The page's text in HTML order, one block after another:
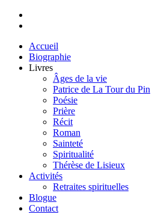
Accueil
Biographie
Livres
Âges de la vie
Patrice de La Tour du Pin
Poésie
Prière
Récit
Roman
Sainteté
Spiritualité
Thérèse de Lisieux
Activités
Retraites spirituelles
Blogue
Contact